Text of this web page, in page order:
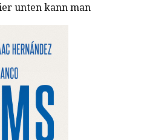
unten kann man